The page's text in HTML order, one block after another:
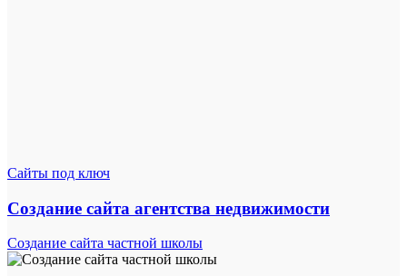
Сайты под ключ
Создание сайта агентства недвижимости
Создание сайта частной школы